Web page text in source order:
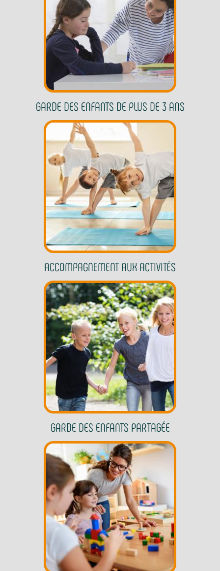
GARDE DES ENFANTS DE PLUS DE 3 ANS
ACCOMPAGNEMENT AUX ACTIVITÉS
GARDE DES ENFANTS PARTAGÉE